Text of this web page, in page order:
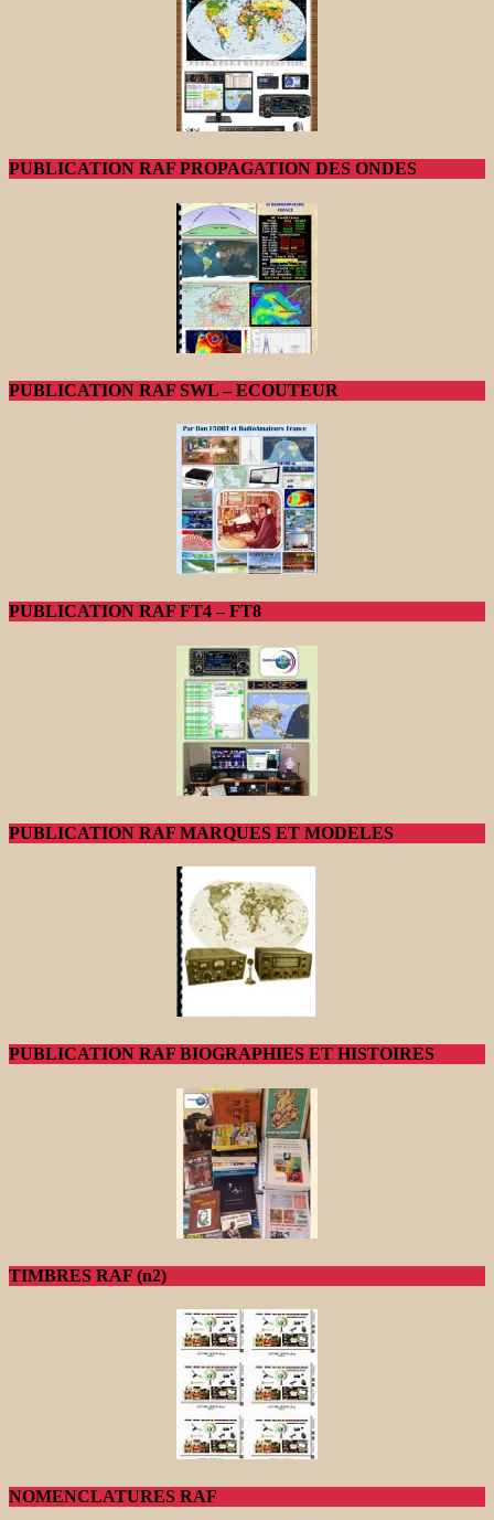
PUBLICATION RAF PROPAGATION DES ONDES
PUBLICATION RAF SWL – ECOUTEUR
PUBLICATION RAF FT4 – FT8
PUBLICATION RAF MARQUES ET MODELES
PUBLICATION RAF BIOGRAPHIES ET HISTOIRES
TIMBRES RAF (n2)
NOMENCLATURES RAF